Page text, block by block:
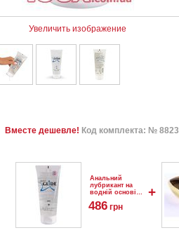
Увеличить изображение
Вместе дешевле! Код комплекта: № 8823
Анальний
лубрикант на
водній основі
200 мл
486грн
+